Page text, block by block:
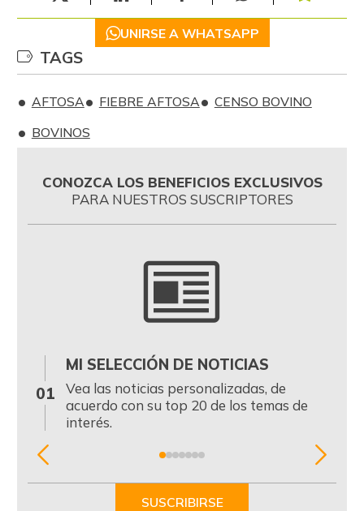
UNIRSE A WHATSAPP
TAGS
AFTOSA FIEBRE AFTOSA
CENSO BOVINO
BOVINOS
CONOZCA LOS BENEFICIOS EXCLUSIVOS
PARA NUESTROS SUSCRIPTORES
01
MI SELECCIÓN DE NOTICIAS
Vea las noticias personalizadas, de
acuerdo con su top 20 de los temas de
interés.
Item
SUSCRIBIRSE